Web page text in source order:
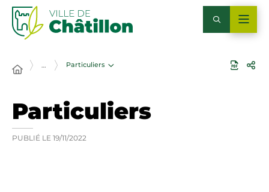
… Particuliers
Particuliers
PUBLIÉ LE 19/11/2022